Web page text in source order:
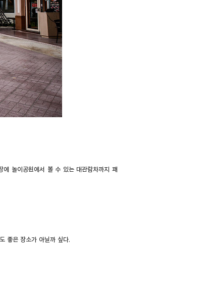
에 놀이공원에서 볼 수 있는 대관람차까지 꽤
좋은 장소가 아닐까 싶다.